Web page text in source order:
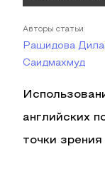
Авторы статьи
Рашидова
Саидмахмуд
английских
точки